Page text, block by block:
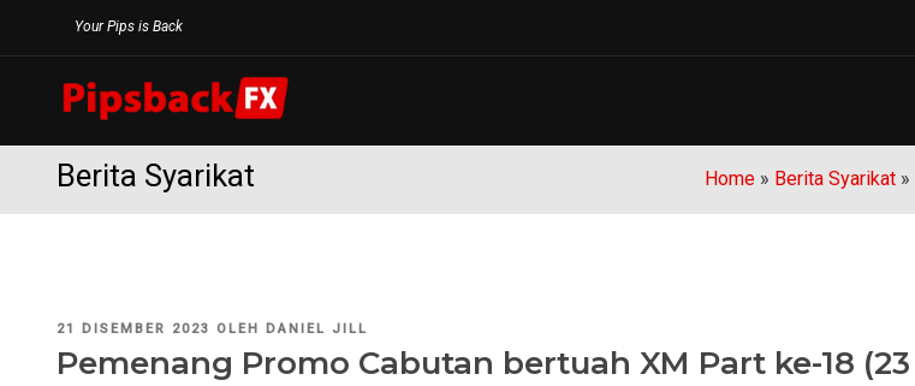
Your Pips is Back
Berita Syarikat Home » Berita Syarikat »
DIKIRIM
21 DISEMBER 2023 OLEH DANIEL JILL
Pemenang Promo Cabutan bertuah XM Part ke-18 (23